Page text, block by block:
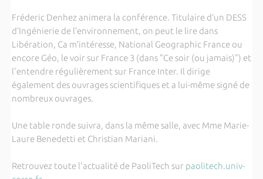
Fréderic Denhez animera la conférence. Titulaire d’un DESS
d’Ingénierie de l’environnement, on peut le lire dans
Libération, Ca m’intéresse, National Geographic France ou
encore Géo, le voir sur France 3 (dans "Ce soir (ou jamais)") et
l'entendre régulièrement sur France Inter. Il dirige
également des ouvrages scientifiques et a lui-même signé de
nombreux ouvrages.
Une table ronde suivra, dans la même salle, avec Mme Marie-
Laure Benedetti et Christian Mariani.
Retrouvez toute l'actualité de PaoliTech sur paolitech.univ-